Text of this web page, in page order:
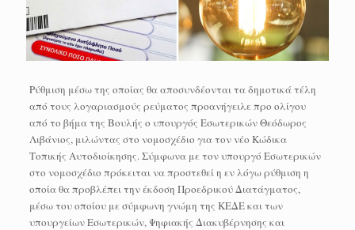
Ρύθμιση μέσω της οποίας θα αποσυνδέονται τα δημοτικά τέλη
από τους λογαριασμούς ρεύματος προανήγειλε προ ολίγου
από το βήμα της Βουλής ο υπουργός Εσωτερικών Θεόδωρος
Λιβάνιος, μιλώντας στο νομοσχέδιο για τον νέο Κώδικα
Τοπικής Αυτοδιοίκησης. Σύμφωνα με τον υπουργό Εσωτερικών
στο νομοσχέδιο πρόκειται να προστεθεί η εν λόγω ρύθμιση η
οποία θα προβλέπει την έκδοση Προεδρικού Διατάγματος,
μέσω του οποίου με σύμφωνη γνώμη της ΚΕΔΕ και των
υπουργείων Εσωτερικών, Ψηφιακής Διακυβέρνησης και